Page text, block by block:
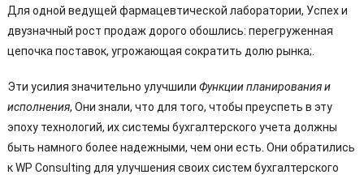
Для одной ведущей фармацевтической лаборатории, Успех и
двузначный рост продаж дорого обошлись: перегруженная
цепочка поставок, угрожающая сократить долю рынка;.
Эти усилия значительно улучшили Функции планирования и
исполнения, Они знали, что для того, чтобы преуспеть в эту
эпоху технологий, их системы бухгалтерского учета должны
быть намного более надежными, чем они есть. Они обратились
к WP Consulting для улучшения своих систем бухгалтерского